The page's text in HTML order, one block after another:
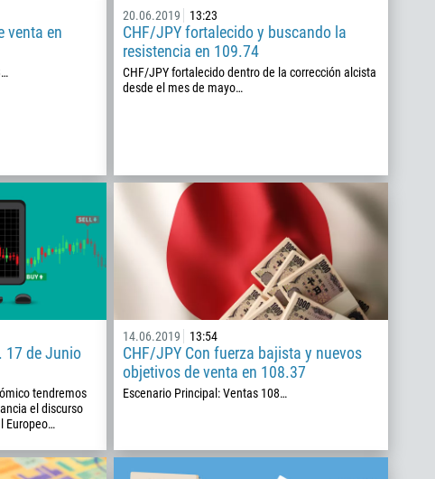
venta en
20.06.2019 13:23
CHF/JPY fortalecido y buscando la
resistencia en 109.74
CHF/JPY fortalecido dentro de la corrección alcista
desde el mes de mayo…
17 de Junio
tendremos
el discurso
Europeo…
14.06.2019 13:54
CHF/JPY Con fuerza bajista y nuevos
objetivos de venta en 108.37
Escenario Principal: Ventas 108…